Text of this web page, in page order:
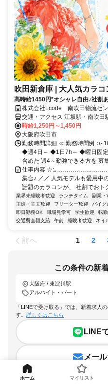
吹田新倉庫 | 大人気カラ
高時給1450円*オシャレ自由♪社割
株式会社Lcode 南吹田物流セ
交通・アクセス 江坂駅・南吹田
淀川駅より自転車貸出も◎
時給1,250円～1,450円
大阪府吹田市
勤務時間詳細 ≪ 勤務時間例 ≫
◆週4日～ ◆1日7h～ ◆曜日固
含めた 週4～勤務できる方を 募
仕事内容 ☆:｡
集合♪ ／／ 人気モデルも愛用中
話題のカラコンが、 社割でおト
業界未経験者歓迎 ランチタイム 副業・
主婦・主夫歓迎
フリーター歓迎 バイク
即日勤務OK
職場見学可 学生歓迎 転勤
交通費全額支給
午前 経験者歓迎 ネイ
前へ 1 2
この条件の新
大阪府 / 東淀川駅
アルバイト・パート
「LINEで受け取る」では、新着求人
す。 詳しくはこちら
LINE
メー
ホーム マイリスト